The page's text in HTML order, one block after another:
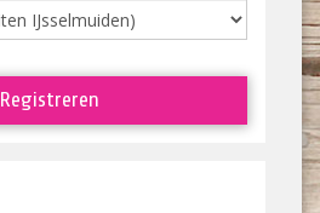
Registreren